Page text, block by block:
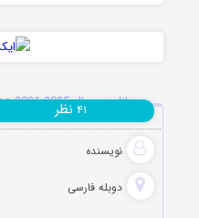
دانلود سریال Only Murders in the Building 2021-2025
نویسنده
دوبله فارسی
۴۱ نظر